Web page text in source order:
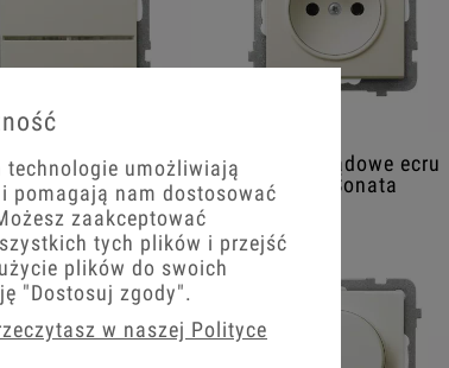
Włączniki
ecru Ospel
Sonata
Gniazda prądowe ecru
Ospel Sonata
technologie umożliwiają
pomagają nam dostosować
zaakceptować
tych plików i przejść
plików do swoich
"Dostosuj zgody".
w naszej Polityce